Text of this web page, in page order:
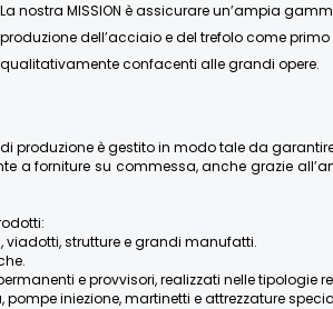
La nostra MISSION è assicurare un’ampia
produzione dell’acciaio e del trefolo come
qualitativamente confacenti alle grandi opere.
produzione è gestito in modo tale da
a forniture su commessa, anche grazie
viadotti, strutture e grandi manufatti.
e provvisori, realizzati nelle tipologie re
iniezione, martinetti e attrezzature